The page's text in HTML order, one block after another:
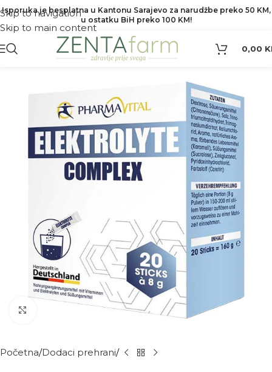
Skip to navigation
Skip to main content
Isporuka je besplatna u Kantonu Sarajevo za narudžbe preko 50 KM,
u ostatku BiH preko 100 KM!
0,00
Kliknite za povećanje
Početna Dodaci prehrani